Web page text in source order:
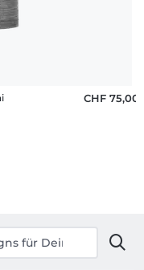
CHF 75,00